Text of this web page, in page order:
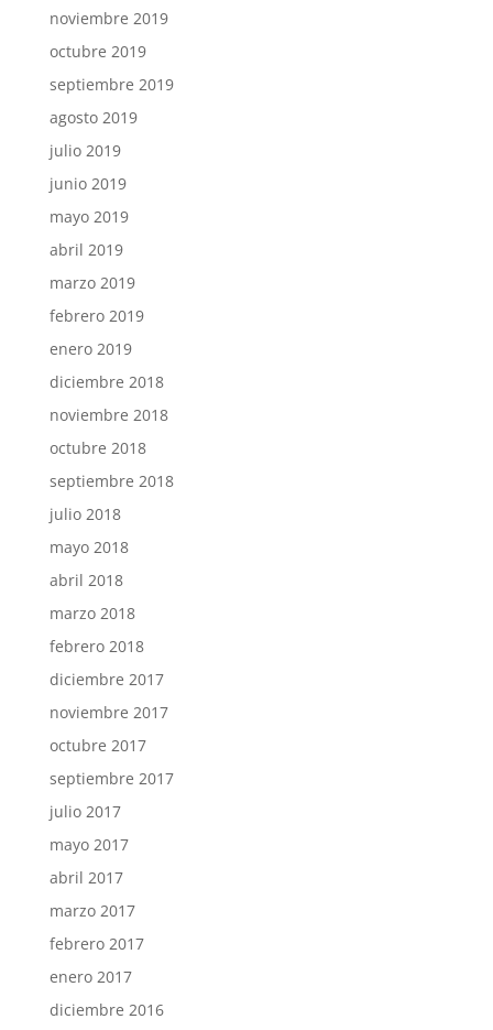
noviembre 2019
octubre 2019
septiembre 2019
agosto 2019
julio 2019
junio 2019
mayo 2019
abril 2019
marzo 2019
febrero 2019
enero 2019
diciembre 2018
noviembre 2018
octubre 2018
septiembre 2018
julio 2018
mayo 2018
abril 2018
marzo 2018
febrero 2018
diciembre 2017
noviembre 2017
octubre 2017
septiembre 2017
julio 2017
mayo 2017
abril 2017
marzo 2017
febrero 2017
enero 2017
diciembre 2016